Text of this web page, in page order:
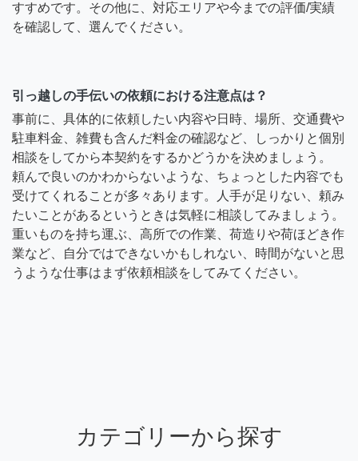
すすめです。その他に、対応エリアや今までの評価/実績
を確認して、選んでください。
引っ越しの手伝いの依頼における注意点は？
事前に、具体的に依頼したい内容や日時、場所、交通費や
駐車料金、雑費も含んだ料金の確認など、しっかりと個別
相談をしてから本契約をするかどうかを決めましょう。
頼んで良いのかわからないような、ちょっとした内容でも
受けてくれることが多々あります。人手が足りない、頼み
たいことがあるというときは気軽に相談してみましょう。
重いものを持ち運ぶ、高所での作業、荷造りや荷ほどき作
業など、自分ではできないかもしれない、時間がないと思
うような仕事はまず依頼相談をしてみてください。
カテゴリーから探す